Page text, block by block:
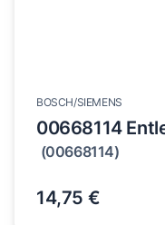
BOSCH/SIEMENS
00668114
(00668114)
14,75 €